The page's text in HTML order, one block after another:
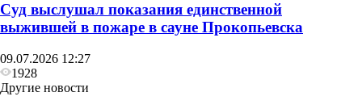
Суд выслушал показания единственной
выжившей в пожаре в сауне Прокопьевска
09.07.2026 12:27
1928
Другие новости